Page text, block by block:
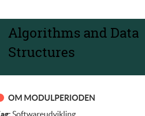
Algorithms and Data
Structures
OM MODULPERIODEN
Softwareudvikling